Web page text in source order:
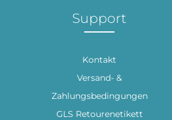
Support
Kontakt
Versand- &
Zahlungsbedingungen
GLS Retourenetikett